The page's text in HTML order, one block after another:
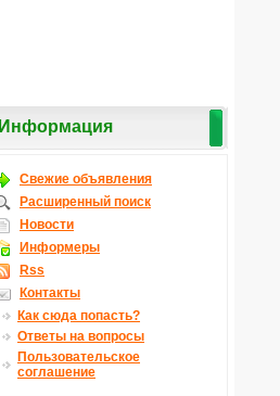
Информация
Свежие объявления
Расширенный поиск
Новости
Информеры
Rss
Контакты
Как сюда попасть?
Ответы на вопросы
Пользовательское
соглашение